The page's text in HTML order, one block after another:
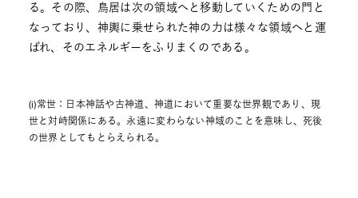
る。その際、鳥居は次の領域へと移動していくための門と
なっており、神輿に乗せられた神の力は様々な領域へと運
ばれ、そのエネルギーをふりまくのである。
(i)常世：日本神話や古神道、神道において重要な世界観であり、現
世と対峙関係にある。永遠に変わらない神域のことを意味し、死後
の世界としてもとらえられる。